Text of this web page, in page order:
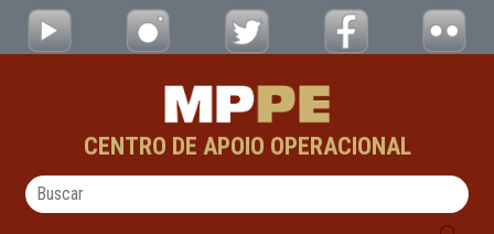
Pular para o Conteúdo principal
MPPE cria Gace SUAS para reforçar a
CENTRO DE APOIO OPERACIONAL